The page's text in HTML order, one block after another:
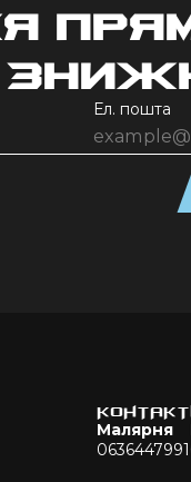
Ел. пошта
Малярня
0636447991